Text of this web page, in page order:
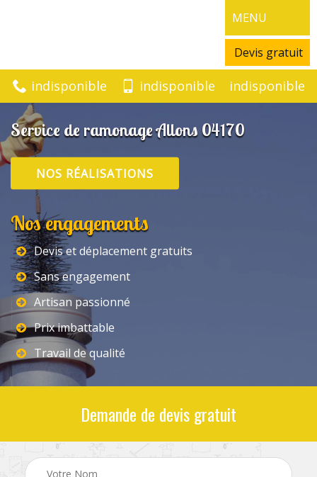
MENU
Devis gratuit
indisponible indisponible indisponible
Service de ramonage Allons 04170
NOS RÉALISATIONS
Nos engagements
Devis et déplacement gratuits
Sans engagement
Artisan passionné
Prix imbattable
Travail de qualité
Demande de devis gratuit